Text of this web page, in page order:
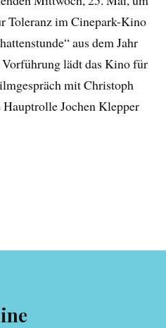
Toleranz im Cinepark-Kino
aus dem Jahr
lädt das Kino für
mit Christoph
Jochen Klepper